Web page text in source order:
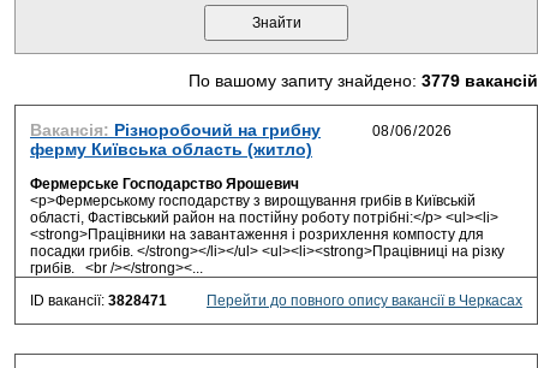
По вашому запиту знайдено: 3779 вакансій
Вакансія: Різноробочий на грибну
ферму Київська область (житло)
Фермерське Господарство Ярошевич
<p>Фермерському господарству з вирощування грибів в Київській
області, Фастівський район на постійну роботу потрібні:</p> <ul><li>
<strong>Працівники на завантаження і розрихлення компосту для
посадки грибів. </strong></li></ul> <ul><li><strong>Працівниці на різку
грибів. <br /></strong><...
ID вакансії: 3828471 Перейти до повного опису вакансії в Черкасах